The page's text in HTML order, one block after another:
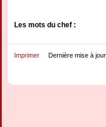
Les mots du chef :
Imprimer Dernière mise à